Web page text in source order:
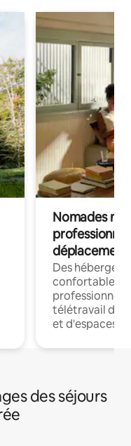
Nomades
déplacement
Des
confortables
professionnels
télétravail
et d'espaces
des séjours